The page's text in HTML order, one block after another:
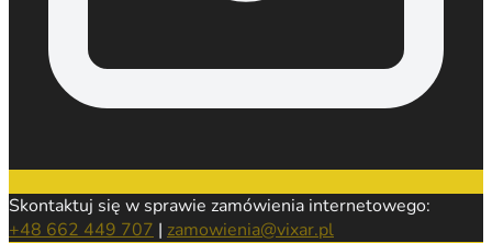
Skontaktuj się w sprawie zamówienia internetowego:
+48 662 449 707 | zamowienia@vixar.pl